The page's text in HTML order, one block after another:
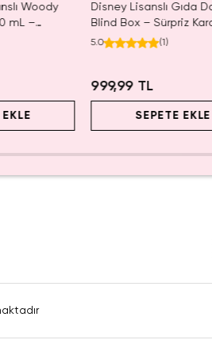
Woody
mL –
EKLE
Disney Lisanslı Gıda
Blind Box – Sürpriz
Eğlenceli Sunum
5.0 (1)
999,99 TL
SEPETE EKLE